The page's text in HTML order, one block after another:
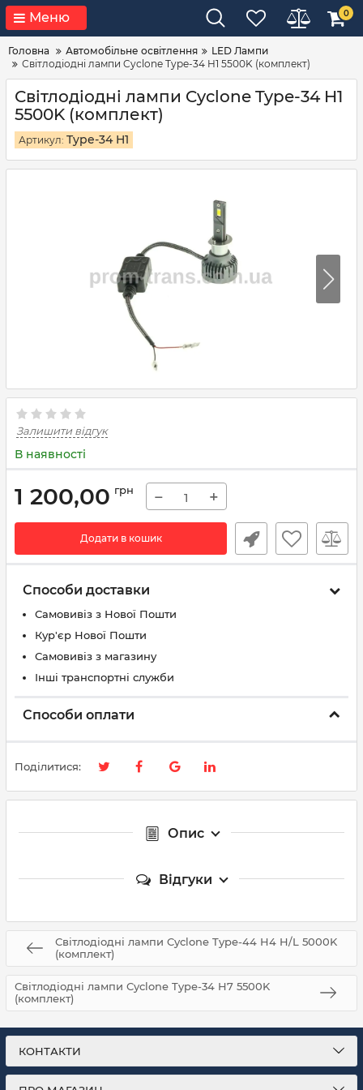
Меню 0
Головна Автомобільне освітлення
LED Лампи
Світлодіодні лампи Cyclone Type-34 H1 5500K (комплект)
Світлодіодні лампи Cyclone Type-34 H1
5500K (комплект)
Артикул: Type-34 H1
Залишити відгук
В наявності
1 200,00 грн − +
Додати в кошик
Способи доставки
Самовивіз з Нової Пошти
Кур'єр Нової Пошти
Самовивіз з магазину
Інші транспортні служби
Способи оплати
Поділитися:
Опис
Відгуки
Світлодіодні лампи Cyclone Type-44 H4 H/L 5000K
(комплект)
Світлодіодні лампи Cyclone Type-34 H7 5500K
(комплект)
КОНТАКТИ